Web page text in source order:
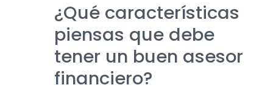
¿Qué características
piensas que debe
tener un buen asesor
financiero?